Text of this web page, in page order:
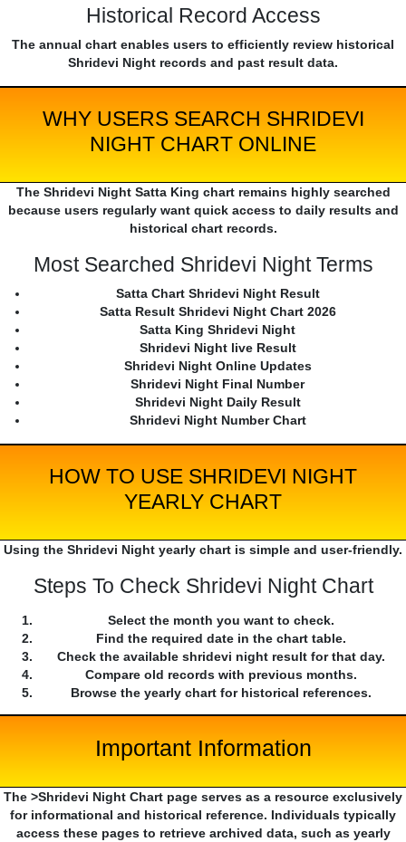
Historical Record Access
The annual chart enables users to efficiently review historical
Shridevi Night records and past result data.
WHY USERS SEARCH SHRIDEVI
NIGHT CHART ONLINE
The Shridevi Night Satta King chart remains highly searched
because users regularly want quick access to daily results and
historical chart records.
Most Searched Shridevi Night Terms
Satta Chart Shridevi Night Result
Satta Result Shridevi Night Chart 2026
Satta King Shridevi Night
Shridevi Night live Result
Shridevi Night Online Updates
Shridevi Night Final Number
Shridevi Night Daily Result
Shridevi Night Number Chart
HOW TO USE SHRIDEVI NIGHT
YEARLY CHART
Using the Shridevi Night yearly chart is simple and user-friendly.
Steps To Check Shridevi Night Chart
Select the month you want to check.
Find the required date in the chart table.
Check the available shridevi night result for that day.
Compare old records with previous months.
Browse the yearly chart for historical references.
Important Information
The >Shridevi Night Chart page serves as a resource exclusively
for informational and historical reference. Individuals typically
access these pages to retrieve archived data, such as yearly